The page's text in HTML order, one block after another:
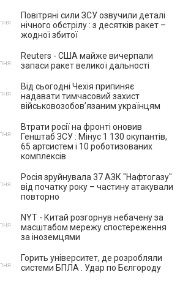
Повітряні сили ЗСУ озвучили деталі
нічного обстрілу : з десятків ракет –
жодної збитої
Reuters - США майже вичерпали
запаси ракет великої дальності
Від сьогодні Чехія припиняє
надавати тимчасовий захист
військовозобов’язаним українцям
Втрати росії на фронті оновив
Генштаб ЗСУ : Мінус 1 130 окупантів,
65 артсистем і 10 роботизованих
комплексів
Росія зруйнувала 37 АЗК "Нафтогазу"
від початку року – частину атакували
повторно
NYT - Китай розгорнув небачену за
масштабом мережу спостереження
за іноземцями
Горить університет, де розробляли
системи БПЛА . Удар по Бєлгороду